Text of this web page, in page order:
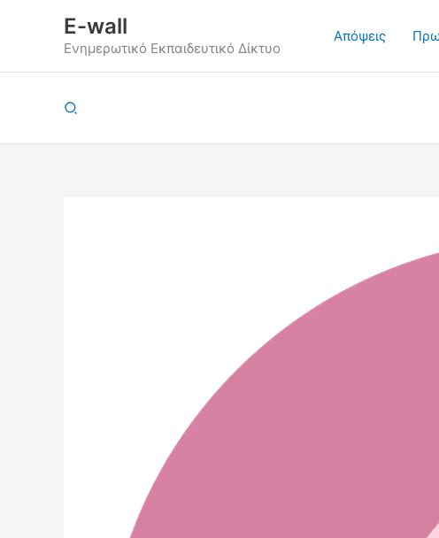
περιεχόμενο
E-wall
Ενημερωτικό Εκπαιδευτικό Δίκτυο
Απόψεις
Αναζήτηση